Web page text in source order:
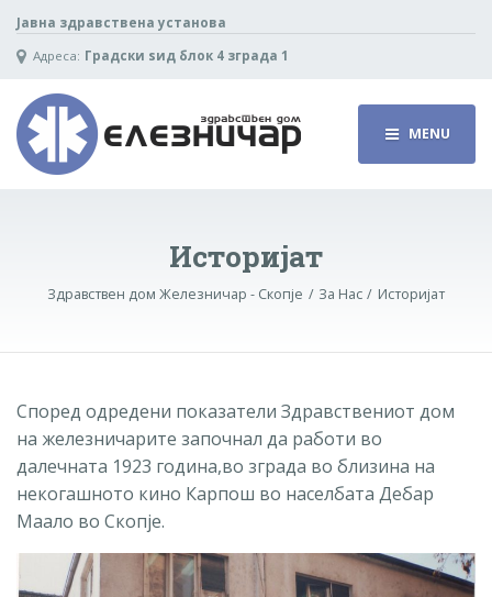
Јавна здравствена установа
Адреса: Градски ѕид блок 4 зграда 1
MENU
Историјат
Здравствен дом Железничар - Скопје За Нас Историјат
Според одредени показатели Здравствениот дом
на железничарите започнал да работи во
далечната 1923 година,во зграда во близина на
некогашното кино Карпош во населбата Дебар
Маало во Скопје.